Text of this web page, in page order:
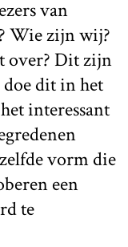
van
Wie zijn wij?
over? Dit zijn
dit in het
interessant
vorm die
een
te